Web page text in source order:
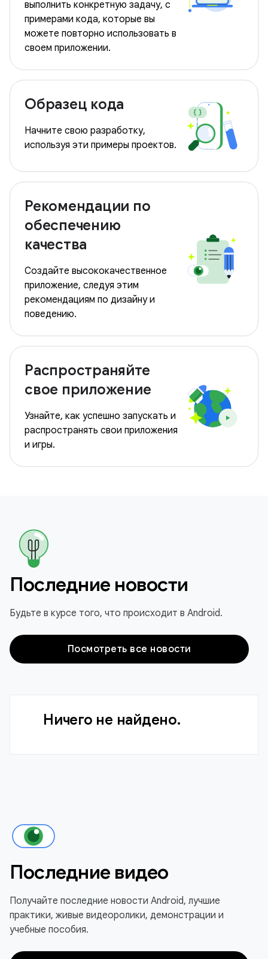
выполнить конкретную задачу, с
примерами кода, которые вы
можете повторно использовать в
своем приложении.
Образец кода
Начните свою разработку,
используя эти примеры проектов.
Рекомендации по
обеспечению
качества
Создайте высококачественное
приложение, следуя этим
рекомендациям по дизайну и
поведению.
Распространяйте
свое приложение
Узнайте, как успешно запускать и
распространять свои приложения
и игры.
Последние новости
Будьте в курсе того, что происходит в Android.
Посмотреть все новости
Ничего не найдено.
Последние видео
Получайте последние новости Android, лучшие
практики, живые видеоролики, демонстрации и
учебные пособия.